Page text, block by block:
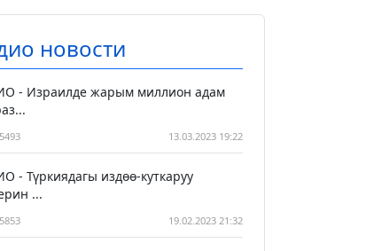
новости
- Израилде жарым миллион адам
13.03.2023 19:22
- Түркиядагы издөө-куткаруу
...
19.02.2023 21:32